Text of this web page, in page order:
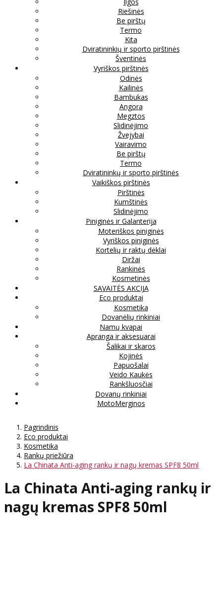
Riešinės
Be pirštų
Termo
Kita
Dviratininkių ir sporto pirštinės
Šventinės
Vyriškos pirštinės
Odinės
Kailinės
Bambukas
Angora
Megztos
Slidinėjimo
Žvejybai
Vairavimo
Be pirštų
Termo
Dviratininkų ir sporto pirštinės
Vaikiškos pirštinės
Pirštinės
Kumštinės
Slidinėjimo
Piniginės ir Galanterija
Moteriškos piniginės
Vyriškos piniginės
Kortelių ir raktų dėklai
Diržai
Rankinės
Kosmetinės
SAVAITĖS AKCIJA
Eco produktai
Kosmetika
Dovanėlių rinkiniai
Namų kvapai
Apranga ir aksesuarai
Šalikai ir skaros
Kojinės
Papuošalai
Veido Kaukės
Rankšluosčiai
Dovanų rinkiniai
MotoMerginos
Pagrindinis
Eco produktai
Kosmetika
Rankų priežiūra
La Chinata Anti-aging rankų ir nagų kremas SPF8 50ml
La Chinata Anti-aging rankų ir
nagų kremas SPF8 50ml